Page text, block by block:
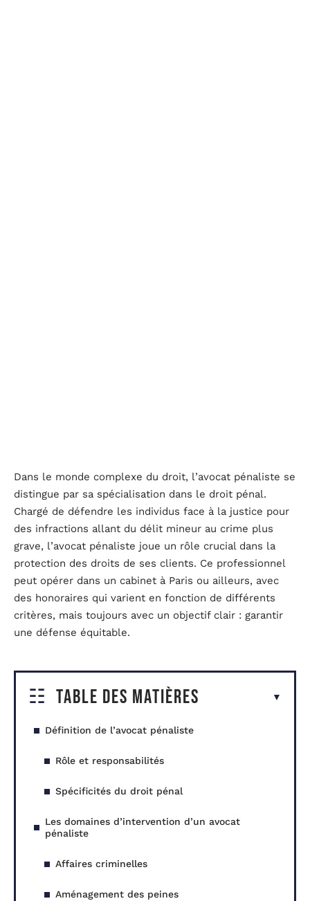
Dans le monde complexe du droit, l’avocat pénaliste se
distingue par sa spécialisation dans le droit pénal.
Chargé de défendre les individus face à la justice pour
des infractions allant du délit mineur au crime plus
grave, l’avocat pénaliste joue un rôle crucial dans la
protection des droits de ses clients. Ce professionnel
peut opérer dans un cabinet à Paris ou ailleurs, avec
des honoraires qui varient en fonction de différents
critères, mais toujours avec un objectif clair : garantir
une défense équitable.
Table des matières
Définition de l’avocat pénaliste
Rôle et responsabilités
Spécificités du droit pénal
Les domaines d’intervention d’un avocat
pénaliste
Affaires criminelles
Aménagement des peines